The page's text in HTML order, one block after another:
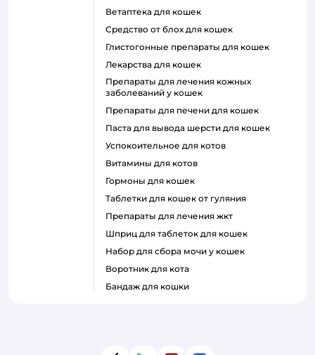
ветаптека для кошек
средство от блох для кошек
глистогонные препараты для кошек
лекарства для кошек
препараты для лечения кожных
заболеваний у кошек
препараты для печени для кошек
паста для вывода шерсти для кошек
успокоительное для котов
витамины для котов
гормоны для кошек
таблетки для кошек от гуляния
препараты для лечения жкт
шприц для таблеток для кошек
набор для сбора мочи у кошек
воротник для кота
бандаж для кошки